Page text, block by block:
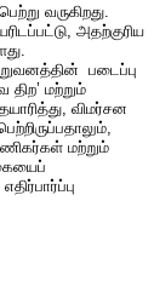
வருகிறது.
அதற்குரிய
படைப்பு
திற’ மற்றும்
விமர்சன
மற்றும்